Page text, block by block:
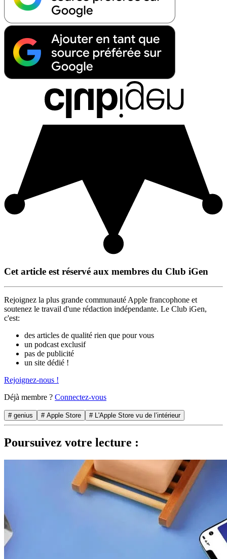
Cet article est réservé aux membres du Club iGen
Rejoignez la plus grande communauté Apple francophone et
soutenez le travail d'une rédaction indépendante. Le Club iGen,
c'est:
des articles de qualité rien que pour vous
un podcast exclusif
pas de publicité
un site dédié !
Rejoignez-nous !
Déjà membre ? Connectez-vous
# genius # Apple Store # L'Apple Store vu de l’intérieur
Poursuivez votre lecture :